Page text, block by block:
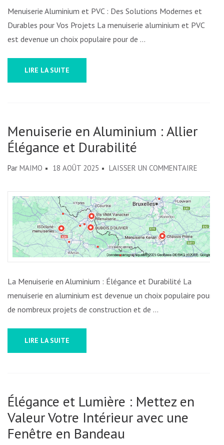
VOS
PROJETS
DE
Menuiserie Aluminium et PVC : Des Solutions Modernes et
Durables pour Vos Projets La menuiserie aluminium et PVC
est devenue un choix populaire pour de …
LIRE LA SUITE
Menuiserie en Aluminium : Allier
Élégance et Durabilité
Par MAIMO 18 AOÛT 2025 LAISSER UN COMMENTAIRE
EN
:
ALLIER
ET
La Menuiserie en Aluminium : Élégance et Durabilité La
menuiserie en aluminium est devenue un choix populaire pour
de nombreux projets de construction et de …
LIRE LA SUITE
Élégance et Lumière : Mettez en
Valeur Votre Intérieur avec une
Fenêtre en Bandeau